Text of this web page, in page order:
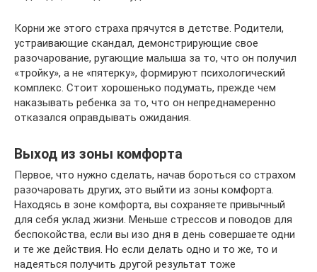
Корни же этого страха прячутся в детстве. Родители,
устраивающие скандал, демонстрирующие свое
разочарование, ругающие малыша за то, что он получил
«тройку», а не «пятерку», формируют психологический
комплекс. Стоит хорошенько подумать, прежде чем
наказывать ребенка за то, что он непреднамеренно
отказался оправдывать ожидания.
Выход из зоны комфорта
Первое, что нужно сделать, начав бороться со страхом
разочаровать других, это выйти из зоны комфорта.
Находясь в зоне комфорта, вы сохраняете привычный
для себя уклад жизни. Меньше стрессов и поводов для
беспокойства, если вы изо дня в день совершаете одни
и те же действия. Но если делать одно и то же, то и
надеяться получить другой результат тоже